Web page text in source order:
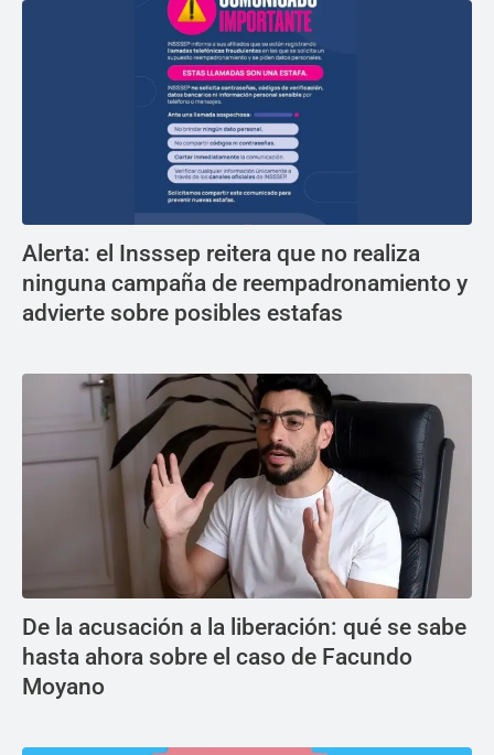
Alerta: el Insssep reitera que no realiza
ninguna campaña de reempadronamiento y
advierte sobre posibles estafas
De la acusación a la liberación: qué se sabe
hasta ahora sobre el caso de Facundo
Moyano